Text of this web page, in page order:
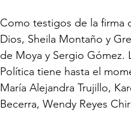
Como testigos de la firma
Dios, Sheila Montaño y
de Moya y Sergio Gómez.
Política tiene hasta el
María Alejandra Trujillo,
Becerra, Wendy Reyes